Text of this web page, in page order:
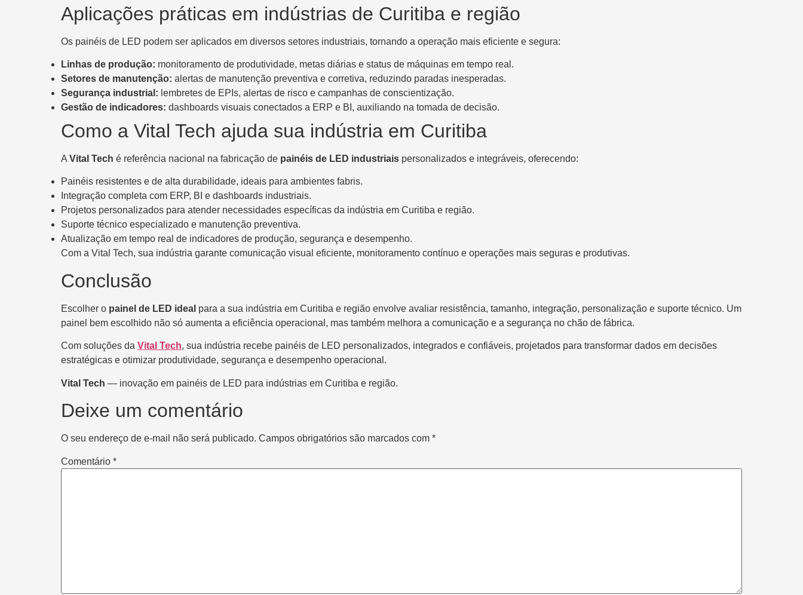
Aplicações práticas em indústrias de Curitiba e região
Os painéis de LED podem ser aplicados em diversos setores industriais, tornando a operação mais eficiente e segura:
Linhas de produção: monitoramento de produtividade, metas diárias e status de máquinas em tempo real.
Setores de manutenção: alertas de manutenção preventiva e corretiva, reduzindo paradas inesperadas.
Segurança industrial: lembretes de EPIs, alertas de risco e campanhas de conscientização.
Gestão de indicadores: dashboards visuais conectados a ERP e BI, auxiliando na tomada de decisão.
Como a Vital Tech ajuda sua indústria em Curitiba
A Vital Tech é referência nacional na fabricação de painéis de LED industriais personalizados e integráveis, oferecendo:
Painéis resistentes e de alta durabilidade, ideais para ambientes fabris.
Integração completa com ERP, BI e dashboards industriais.
Projetos personalizados para atender necessidades específicas da indústria em Curitiba e região.
Suporte técnico especializado e manutenção preventiva.
Atualização em tempo real de indicadores de produção, segurança e desempenho.
Com a Vital Tech, sua indústria garante comunicação visual eficiente, monitoramento contínuo e operações mais seguras e produtivas.
Conclusão
Escolher o painel de LED ideal para a sua indústria em Curitiba e região envolve avaliar resistência, tamanho, integração, personalização e suporte técnico. Um
painel bem escolhido não só aumenta a eficiência operacional, mas também melhora a comunicação e a segurança no chão de fábrica.
Com soluções da Vital Tech, sua indústria recebe painéis de LED personalizados, integrados e confiáveis, projetados para transformar dados em decisões
estratégicas e otimizar produtividade, segurança e desempenho operacional.
Vital Tech — inovação em painéis de LED para indústrias em Curitiba e região.
Deixe um comentário
O seu endereço de e-mail não será publicado. Campos obrigatórios são marcados com *
Comentário *